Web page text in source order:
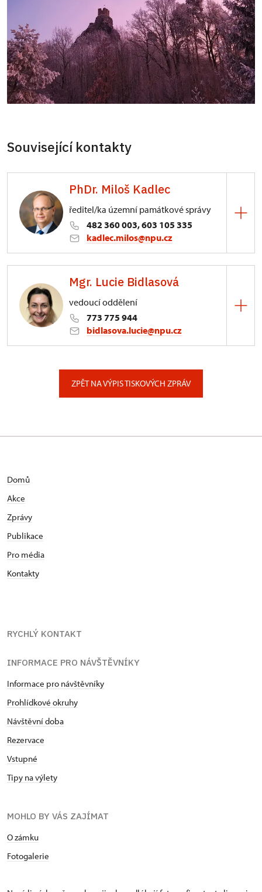
Související kontakty
PhDr. Miloš Kadlec
ředitel/ka územní památkové správy
482 360 003, 603 105 335
kadlec.milos@npu.cz
3/, Sychrov 3
Mgr. Lucie Bidlasová
vedoucí oddělení
773 775 944
bidlasova.lucie@npu.cz
ZPĚT NA VÝPIS TISKOVÝCH ZPRÁV
Domů
Akce
Zprávy
Publikace
Pro média
Kontakty
RYCHLÝ KONTAKT
INFORMACE PRO NÁVŠTĚVNÍKY
Informace pro návštěvníky
Prohlídkové okruhy
Návštěvní doba
Rezervace
Vstupné
Tipy na výlety
MOHLO BY VÁS ZAJÍMAT
O zámku
Fotogalerie